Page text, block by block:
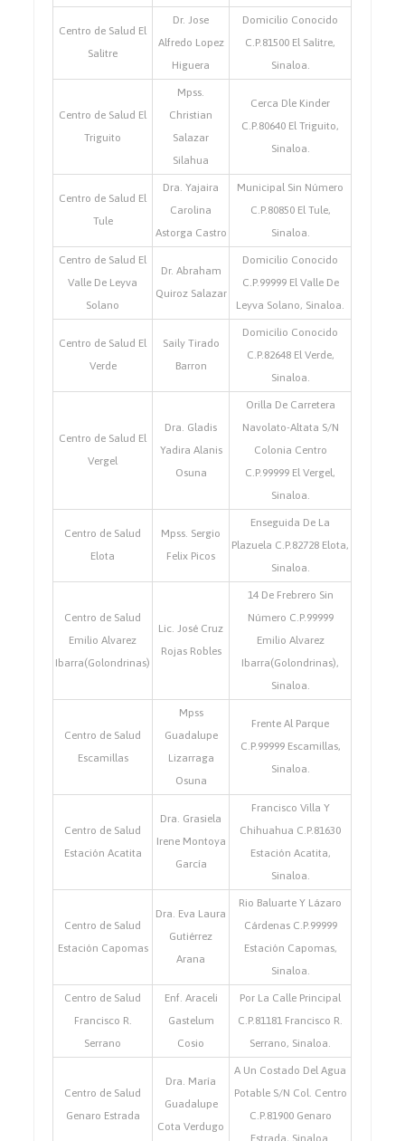
Centro de Salud El
Salitre
Dr. Jose
Alfredo Lopez
Higuera
Domicilio Conocido
C.P.81500 El Salitre,
Sinaloa.
Centro de Salud El
Triguito
Mpss.
Christian
Salazar
Silahua
Cerca Dle Kinder
C.P.80640 El Triguito,
Sinaloa.
Centro de Salud El
Tule
Dra. Yajaira
Carolina
Astorga Castro
Municipal Sin Número
C.P.80850 El Tule,
Sinaloa.
Centro de Salud El
Valle De Leyva
Solano
Dr. Abraham
Quiroz Salazar
Domicilio Conocido
C.P.99999 El Valle De
Leyva Solano, Sinaloa.
Centro de Salud El
Verde
Saily Tirado
Barron
Domicilio Conocido
C.P.82648 El Verde,
Sinaloa.
Centro de Salud El
Vergel
Dra. Gladis
Yadira Alanis
Osuna
Orilla De Carretera
Navolato-Altata S/N
Colonia Centro
C.P.99999 El Vergel,
Sinaloa.
Centro de Salud
Elota
Mpss. Sergio
Felix Picos
Enseguida De La
Plazuela C.P.82728 Elota,
Sinaloa.
Centro de Salud
Emilio Alvarez
Ibarra(Golondrinas)
Lic. José Cruz
Rojas Robles
14 De Frebrero Sin
Número C.P.99999
Emilio Alvarez
Ibarra(Golondrinas),
Sinaloa.
Centro de Salud
Escamillas
Mpss
Guadalupe
Lizarraga
Osuna
Frente Al Parque
C.P.99999 Escamillas,
Sinaloa.
Centro de Salud
Estación Acatita
Dra. Grasiela
Irene Montoya
García
Francisco Villa Y
Chihuahua C.P.81630
Estación Acatita,
Sinaloa.
Centro de Salud
Estación Capomas
Dra. Eva Laura
Gutiérrez
Arana
Rio Baluarte Y Lázaro
Cárdenas C.P.99999
Estación Capomas,
Sinaloa.
Centro de Salud
Francisco R.
Serrano
Enf. Araceli
Gastelum
Cosio
Por La Calle Principal
C.P.81181 Francisco R.
Serrano, Sinaloa.
Centro de Salud
Genaro Estrada
Dra. María
Guadalupe
Cota Verdugo
A Un Costado Del Agua
Potable S/N Col. Centro
C.P.81900 Genaro
Estrada, Sinaloa.